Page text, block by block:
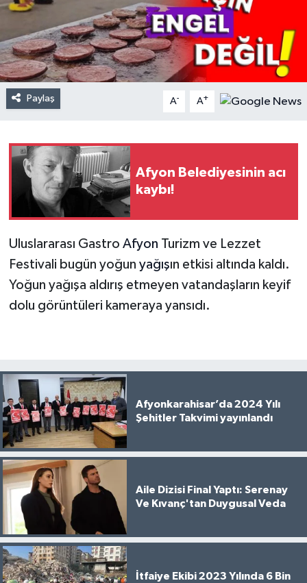
Paylaş A- A+
Afyon Belediyesinin acı
kaybı!
Uluslararası Gastro Afyon Turizm ve Lezzet
Festivali bugün yoğun yağışın etkisi altında kaldı.
Yoğun yağışa aldırış etmeyen vatandaşların keyif
dolu görüntüleri kameraya yansıdı.
Afyonkarahisar’da 2024 Yılı
Şehitler Takvimi yayınlandı
Aile Dizisi Final Yaptı: Serenay
Ve Kıvanç'tan Duygusal Veda
İtfaiye Ekibi 2023 Yılında 6 Bin